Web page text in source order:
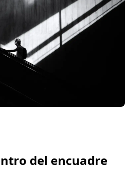
del encuadre